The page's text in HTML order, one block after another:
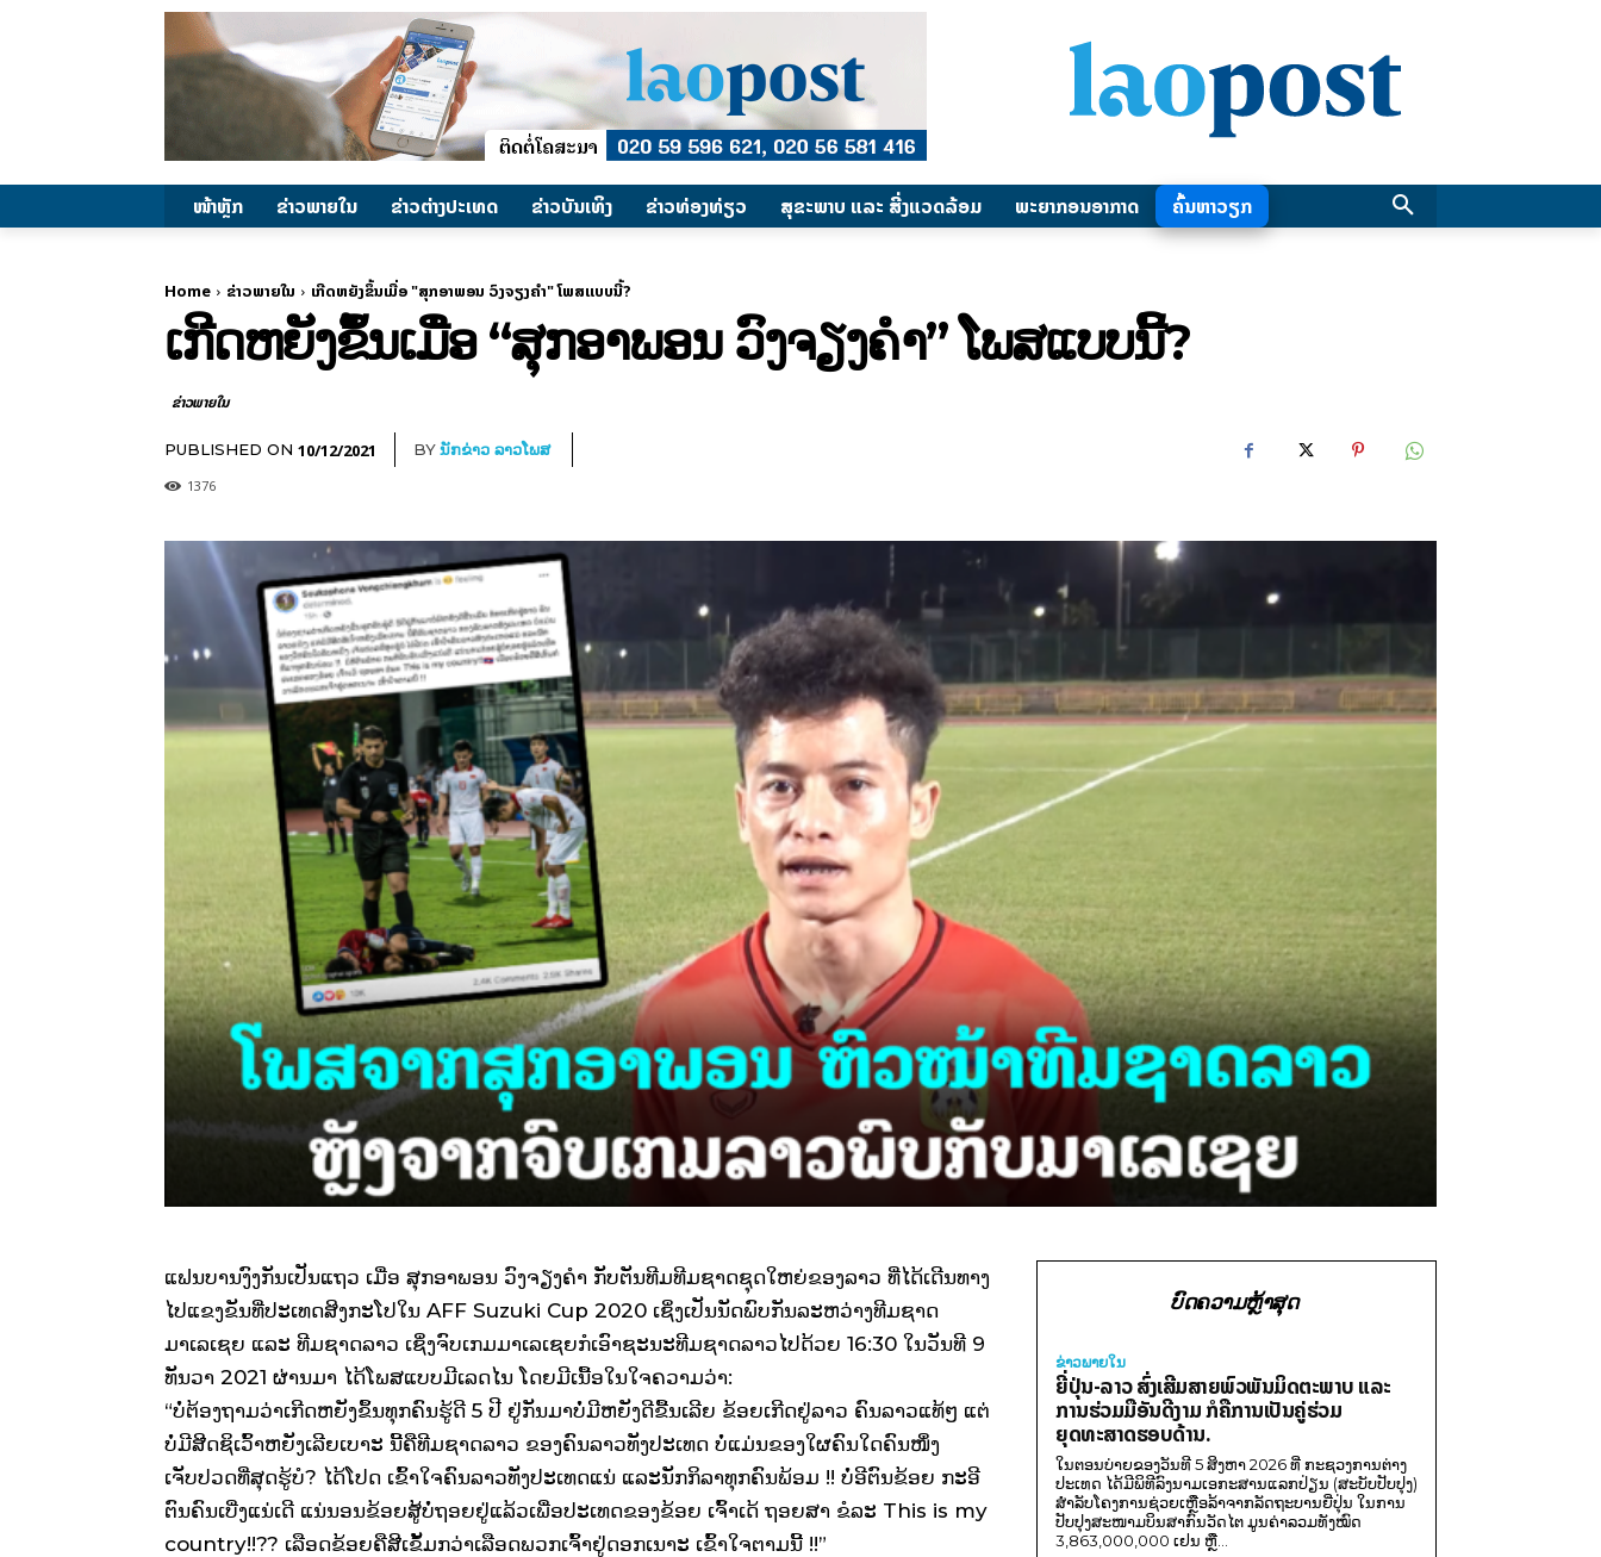
ໜ້າຫຼັກ ຂ່າວພາຍ​ໃນ ຂ່າວຕ່າງປະເທດ ​ຂ່າວບັນເທິງ ​ຂ່າວທ່ອງທ່ຽວ ສຸຂະພາບ ແລະ ສີ່ງແວດລ້ອມ ພະຍາກອນອາກາດ ຄົ້ນຫາວຽກ
Home ຂ່າວພາຍ​ໃນ ເກີດຫຍັງຂຶ້ນເມື່ອ "ສຸກອາພອນ ວົງຈຽງຄຳ" ໂພສແບບນີ້?
ເກີດຫຍັງຂຶ້ນເມື່ອ “ສຸກອາພອນ ວົງຈຽງຄຳ” ໂພສແບບນີ້?
ຂ່າວພາຍ​ໃນ
PUBLISHED ON 10/12/2021 BYນັກຂ່າວ ລາວໂພສ
1376
ແຟນບານງົງກັນເປັນແຖວ ເມື່ອ ສຸກອາພອນ ວົງຈຽງຄຳ ກັບຕັນທີມທີມຊາດຊຸດໃຫຍ່ຂອງລາວ ທີ່ໄດ້ເດີນທາງ
ໄປແຂງຂັນທີ່ປະເທດສິງກະໂປໃນ AFF Suzuki Cup 2020 ເຊິ່ງເປັນນັດພົບກັນລະຫວ່າງທີມຊາດ
ມາເລເຊຍ ແລະ ທີມຊາດລາວ ເຊິ່ງຈົບເກມມາເລເຊຍກໍເອົາຊະນະທີມຊາດລາວໄປດ້ວຍ 16:30 ໃນວັນທີ 9
ທັນວາ 2021 ຜ່ານມາ ໄດ້ໂພສແບບມີເລດໄນ ໂດຍມີເນື້ອໃນໃຈຄວາມວ່າ:
“ບໍ່ຕ້ອງຖາມວ່າເກີດຫຍັງຂຶ້ນທຸກຄົນຮູ້ດີ 5 ປີ ຢູ່ກັນມາບໍ່ມີຫຍັງດີຂື້ນເລີຍ ຂ້ອຍເກີດຢູ່ລາວ ຄົນລາວແທ້ໆ ແຕ່
ບໍ່ມີສີດຊິເວົ້າຫຍັງເລີຍເບາະ ນີ້ຄືທີມຊາດລາວ ຂອງຄົນລາວທັງປະເທດ ບໍ່ແມ່ນຂອງໃຜຄົນໃດຄົນໜຶ່ງ
ເຈັບປວດທີ່ສຸດຮູ້ບໍ? ໄດ້ໂປດ ເຂົ້າໃຈຄົນລາວທັງປະເທດແນ່ ແລະນັກກິລາທຸກຄົນພ້ອມ !! ບໍ່ອີຕົນຂ້ອຍ ກະອີ
ຕົນຄົນເບີ່ງແນ່ເດີ ແນ່ນອນຂ້ອຍສູ້ບໍ່ຖອຍຢູ່ແລ້ວເພື່ອປະເທດຂອງຂ້ອຍ ເຈົ້າເດ້ ຖອຍສາ ຂໍລະ This is my
country!!?? ເລືອດຂ້ອຍຄືສີເຂັ້ມກວ່າເລືອດພວກເຈົ້າຢູ່ດອກເນາະ ເຂົ້າໃຈຕາມນີ້ !!”
ບົດຄວາມຫຼ້າສຸດ
ຂ່າວພາຍ​ໃນ
ຍີ່ປຸ່ນ-ລາວ ສົ່ງເສີມສາຍພົວພັນມິດຕະພາບ ແລະ
ການຮ່ວມມືອັນດີງາມ ກໍຄືການເປັນຄູ່ຮ່ວມ
ຍຸດທະສາດຮອບດ້ານ.
ໃນຕອນບ່າຍຂອງວັນທີ 5 ສິງຫາ 2026 ທີ່ ກະຊວງການຕ່າງ
ປະເທດ ໄດ້ມີພິທີລົງນາມເອກະສານແລກປ່ຽນ (ສະບັບປັບປຸງ)
ສໍາລັບໂຄງການຊ່ວຍເຫຼືອລ້າຈາກລັດຖະບານຍີ່ປຸ່ນ ໃນການ
ປັບປຸງສະໜາມບິນສາກົນວັດໄຕ ມູນຄ່າລວມທັງໝົດ
3,863,000,000 ເຢນ ຫຼື...